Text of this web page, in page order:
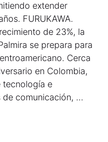
extender
FURUKAWA.
de 23%, la
se prepara para
Cerca
en Colombia,
tecnología e
de comunicación, …